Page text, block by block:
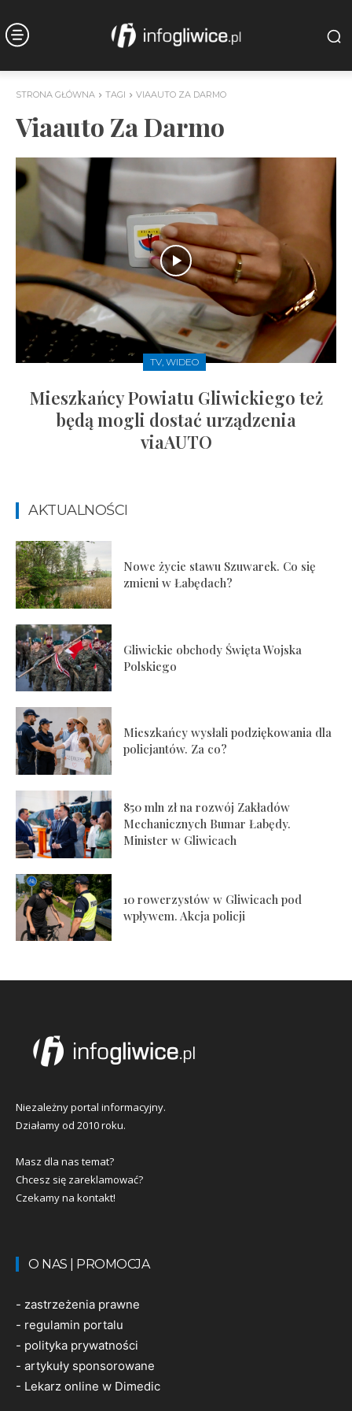
STRONA GŁÓWNA TAGI VIAAUTO ZA DARMO
Viaauto Za Darmo
TV, WIDEO
Mieszkańcy Powiatu Gliwickiego też
będą mogli dostać urządzenia
viaAUTO
AKTUALNOŚCI
Nowe życie stawu Szuwarek. Co się
zmieni w Łabędach?
Gliwickie obchody Święta Wojska
Polskiego
Mieszkańcy wysłali podziękowania dla
policjantów. Za co?
850 mln zł na rozwój Zakładów
Mechanicznych Bumar Łabędy.
Minister w Gliwicach
10 rowerzystów w Gliwicach pod
wpływem. Akcja policji
Niezależny portal informacyjny.
Działamy od 2010 roku.
Masz dla nas temat?
Chcesz się zareklamować?
Czekamy na kontakt!
O NAS | PROMOCJA
- zastrzeżenia prawne
- regulamin portalu
- polityka prywatności
- artykuły sponsorowane
- Lekarz online w Dimedic